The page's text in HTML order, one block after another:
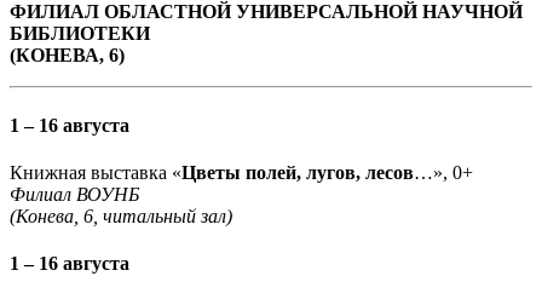
ФИЛИАЛ ОБЛАСТНОЙ УНИВЕРСАЛЬНОЙ НАУЧНОЙ
БИБЛИОТЕКИ
(КОНЕВА, 6)
1 – 16 августа
Книжная выставка «Цветы полей, лугов, лесов…», 0+
Филиал ВОУНБ
(Конева, 6, читальный зал)
1 – 16 августа